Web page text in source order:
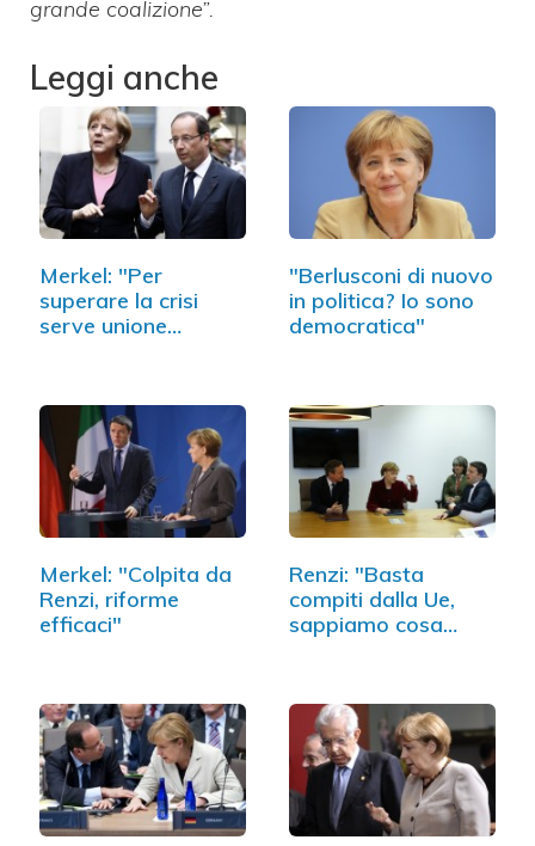
grande coalizione”.
Leggi anche
Merkel: "Per
superare la crisi
serve unione
"Berlusconi di nuovo
in politica? Io sono
democratica"
Merkel: "Colpita da
Renzi, riforme
efficaci"
Renzi: "Basta
compiti dalla Ue,
sappiamo cosa